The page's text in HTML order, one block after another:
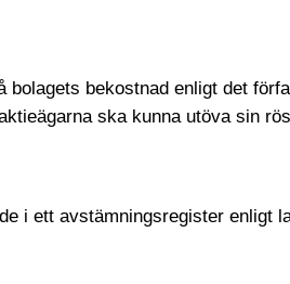
bolagets bekostnad enligt det
ska kunna utöva sin
i ett avstämningsregister enligt